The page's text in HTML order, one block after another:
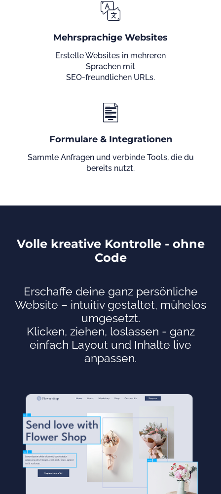
Mehrsprachige Websites
Erstelle Websites in mehreren
Sprachen mit
SEO-freundlichen URLs.
Formulare & Integrationen
Sammle Anfragen und verbinde Tools, die du
bereits nutzt.
Volle kreative Kontrolle - ohne
Code
Erschaffe deine ganz persönliche
Website – intuitiv gestaltet, mühelos
umgesetzt.
Klicken, ziehen, loslassen - ganz
einfach Layout und Inhalte live
anpassen.